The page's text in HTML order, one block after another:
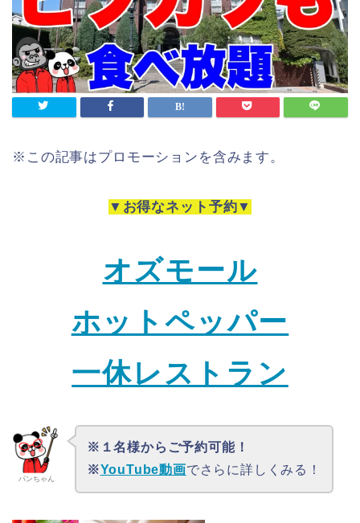
※この記事はプロモーションを含みます。
▼お得なネット予約▼
オズモール
ホットペッパー
一休レストラン
パンちゃん
※１名様からご予約可能！
※YouTube動画でさらに詳しくみる！